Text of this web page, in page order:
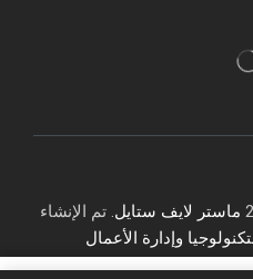
ماستر لايف ستايل. تم الإنشاء
وإدارة الأعمال